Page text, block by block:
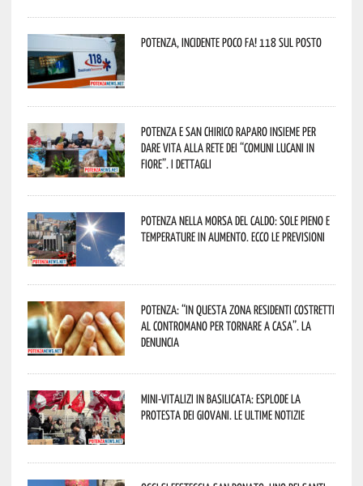
Potenza, incidente poco fa! 118 sul posto
Potenza e San Chirico Raparo insieme per
dare vita alla rete dei “Comuni Lucani in
Fiore”. I dettagli
Potenza nella morsa del caldo: sole pieno e
temperature in aumento. Ecco le previsioni
Potenza: “In questa zona residenti costretti
al contromano per tornare a casa”. La
denuncia
Mini-vitalizi in Basilicata: esplode la
protesta dei giovani. Le ultime notizie